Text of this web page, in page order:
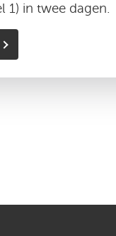
1) in twee dagen.